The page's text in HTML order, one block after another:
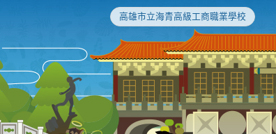
高雄市立海青高級工商職業學校